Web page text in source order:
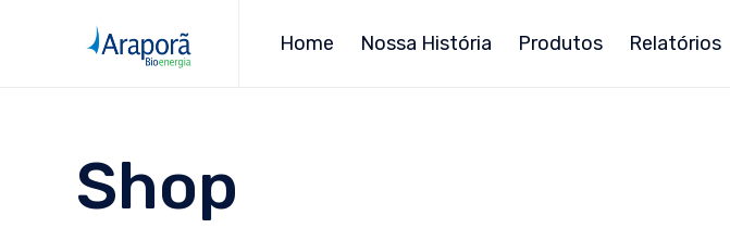
Home Nossa História Produtos Relatórios
Shop